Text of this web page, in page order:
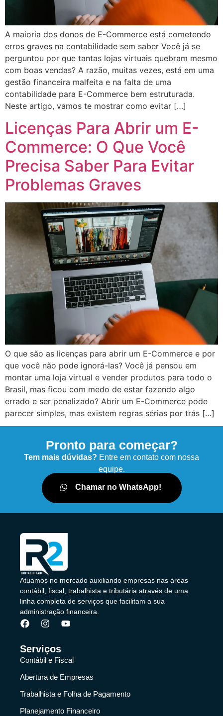
A maioria dos donos de E-Commerce está cometendo
erros graves na contabilidade sem saber Você já se
perguntou por que tantas lojas virtuais quebram mesmo
com boas vendas? A razão, muitas vezes, está em uma
gestão financeira malfeita e na falta de uma
contabilidade para E-Commerce bem estruturada.
Neste artigo, vamos te mostrar como evitar […]
Licenças Para Abrir um E-
Commerce: O Que Você
Precisa Saber Para Evitar
Problemas Graves
O que são as licenças para abrir um E-Commerce e por
que você não pode ignorá-las? Você já pensou em
montar uma loja virtual e vender produtos para todo o
Brasil, mas ficou com medo de estar fazendo algo
errado e ser penalizado? Abrir um E-Commerce pode
parecer simples, mas existem regras sérias por trás […]
Pronto para começar?
Tem mais dúvidas? Entre em contato com nossa
equipe.
Chamar no WhatsApp!
Atuamos no mercado auxiliando empresas nas áreas
contábil, fiscal, trabalhista e tributária através de uma
linha completa de serviços que facilitam a sua
administração financeira.
Serviços
Contábil e Fiscal
Abertura de Empresas
Trabalhista e Folha de Pagamento
Planejamento Financeiro